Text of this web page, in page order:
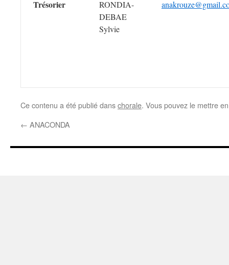
Trésorier
RONDIA-
DEBAE
Sylvie
Ce contenu a été publié danschorale. Vous pouvez le mettre
← ANACONDA